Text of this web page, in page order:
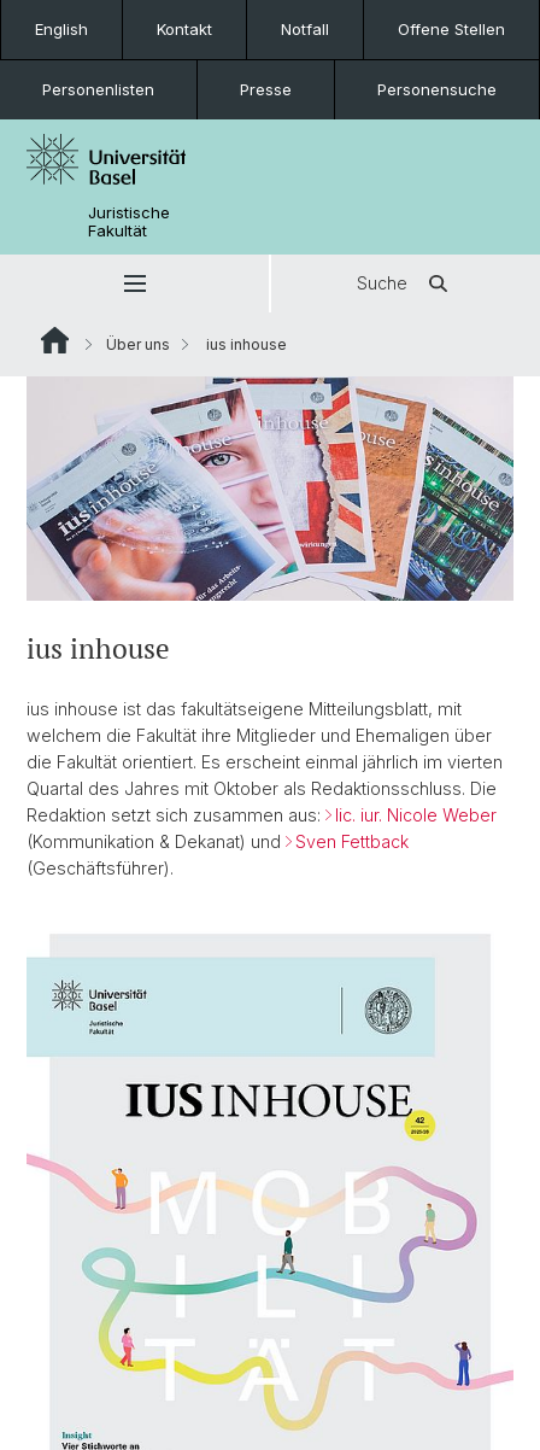
English Kontakt Notfall Offene Stellen
Personenlisten Presse Personensuche
Juristische
Fakultät
Suche
Über uns ius inhouse
ius inhouse
ius inhouse ist das fakultätseigene Mitteilungsblatt, mit
welchem die Fakultät ihre Mitglieder und Ehemaligen über
die Fakultät orientiert. Es erscheint einmal jährlich im vierten
Quartal des Jahres mit Oktober als Redaktionsschluss. Die
Redaktion setzt sich zusammen aus:
lic. iur. Nicole Weber
(Kommunikation & Dekanat) und
Sven Fettback
(Geschäftsführer).